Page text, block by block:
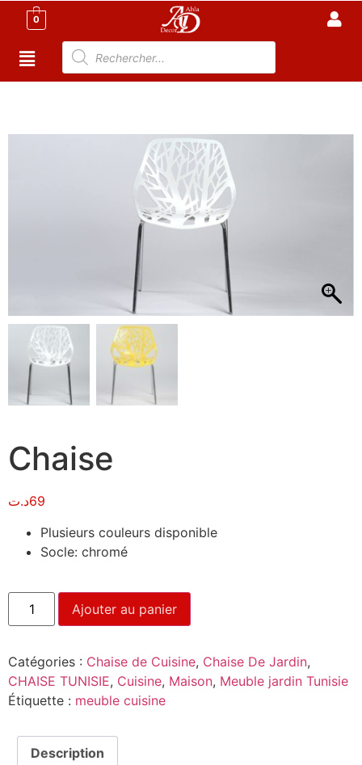
0
Chaise
69د.ت
Plusieurs couleurs disponible
Socle: chromé
Ajouter au panier
Catégories : Chaise de Cuisine, Chaise De Jardin,
CHAISE TUNISIE, Cuisine, Maison, Meuble jardin Tunisie
Étiquette : meuble cuisine
Description